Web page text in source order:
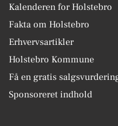
Kalenderen for Holstebro
Fakta om Holstebro
Erhvervsartikler
Holstebro Kommune
Få en gratis
Sponsoreret indhold